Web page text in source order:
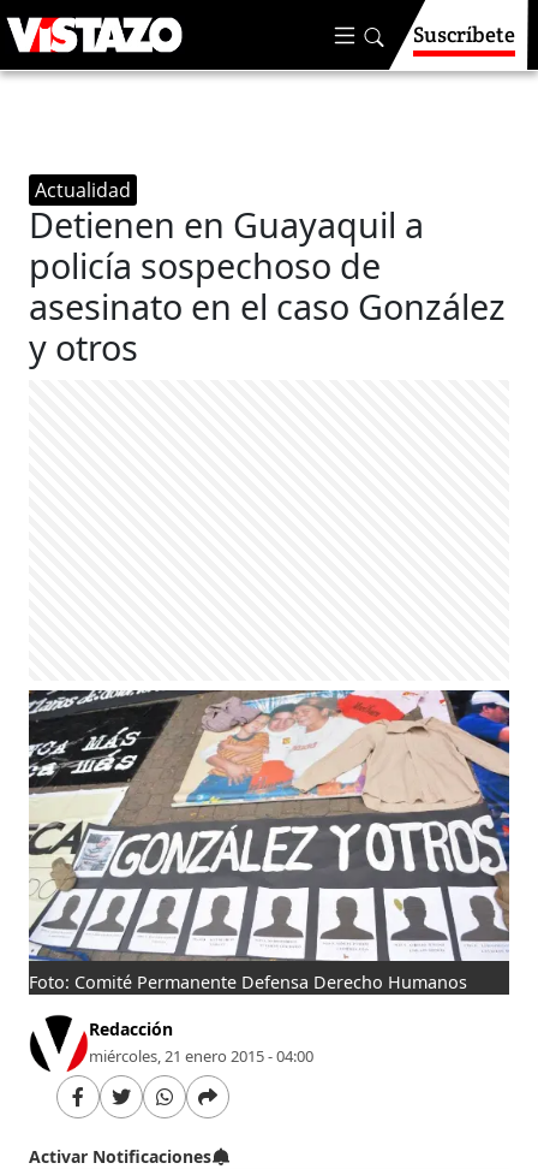
Suscríbete
Actualidad
Detienen en Guayaquil a
policía sospechoso de
asesinato en el caso González
y otros
Foto: Comité Permanente Defensa Derecho Humanos
Redacción
miércoles, 21 enero 2015 - 04:00
Activar Notificaciones